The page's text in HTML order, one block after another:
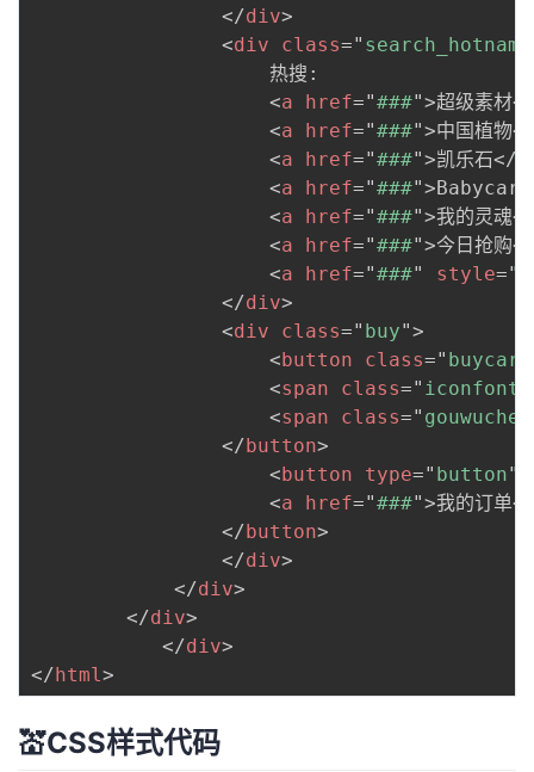
</div>
<div class=" search_hotname
                    热搜:
<a href="###">超级素材
<a href="###">中国植物
<a href="###">凯乐石</
<a href="###">Babycare
<a href="###">我的灵魂
<a href="###">今日抢购
<a href="###" style="
</div>
<div class=" buy">
<button class=" buycar
<span class=" iconfont
<span class=" gouwuche
</button>
<button type=" button"
<a href="###">我的订单
</button>
</div>
</div>
</div>
</div>
</html >
💒CSS样式代码